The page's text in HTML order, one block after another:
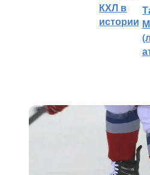
КХЛ в
истории
хоккей6 месяцев назад
Шесть игроков
«Локомотива»